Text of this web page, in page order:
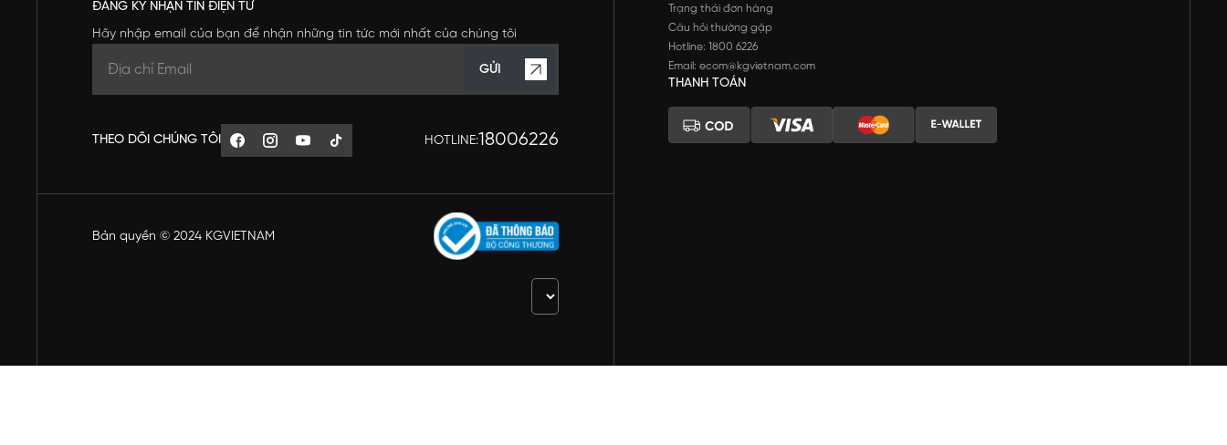
ĐĂNG KÝ NHẬN TIN ĐIỆN TỬ
Hãy nhập email của bạn để nhận những tin tức mới nhất của chúng tôi
GỬI
THEO DÕI CHÚNG TÔI HOTLINE:18006226
Trạng thái đơn hàng
Câu hỏi thường gặp
Hotline: 1800 6226
Email: ecom@kgvietnam.com
THANH TOÁN
Bản quyền © 2024 KGVIETNAM